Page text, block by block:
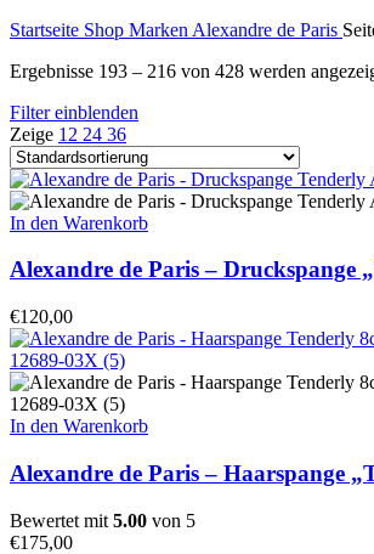
Startseite Shop Marken Alexandre de Paris
Ergebnisse 193 – 216 von 428 werden
Filter einblenden
Zeige 12 24 36
In den Warenkorb
Alexandre de Paris – Druckspange
€120,00
In den Warenkorb
Alexandre de Paris – Haarspange
Bewertet mit 5.00 von 5
€175,00